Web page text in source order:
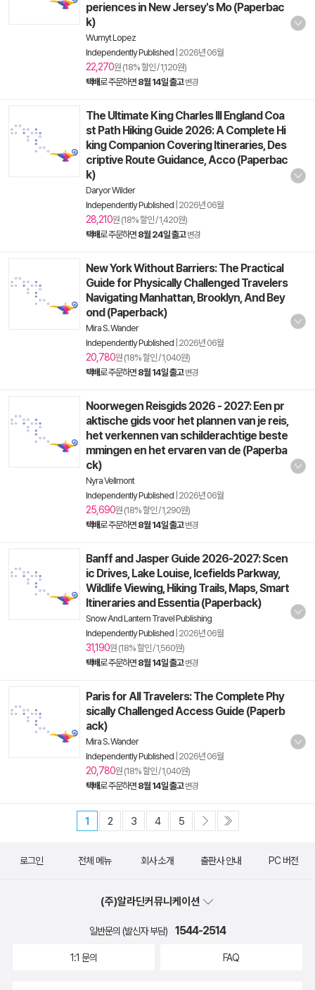
periences in New Jersey's Mo (Paperbac
k)
Wumyt Lopez
Independently Published 2026년 06월
22,270원 (18% 할인 / 1,120원)
택배로 주문하면 8월 14일 출고 변경
The Ultimate King Charles III England Coa
st Path Hiking Guide 2026: A Complete Hi
king Companion Covering Itineraries, Des
criptive Route Guidance, Acco (Paperbac
k)
Daryor Wilder
Independently Published 2026년 06월
28,210원 (18% 할인 / 1,420원)
택배로 주문하면 8월 24일 출고 변경
New York Without Barriers: The Practical
Guide for Physically Challenged Travelers
Navigating Manhattan, Brooklyn, And Bey
ond (Paperback)
Mira S. Wander
Independently Published 2026년 06월
20,780원 (18% 할인 / 1,040원)
택배로 주문하면 8월 14일 출고 변경
Noorwegen Reisgids 2026 - 2027: Een pr
aktische gids voor het plannen van je reis,
het verkennen van schilderachtige beste
mmingen en het ervaren van de (Paperba
ck)
Nyra Vellmont
Independently Published 2026년 06월
25,690원 (18% 할인 / 1,290원)
택배로 주문하면 8월 14일 출고 변경
Banff and Jasper Guide 2026-2027: Scen
ic Drives, Lake Louise, Icefields Parkway,
Wildlife Viewing, Hiking Trails, Maps, Smart
Itineraries and Essentia (Paperback)
Snow And Lantern Travel Publishing
Independently Published 2026년 06월
31,190원 (18% 할인 / 1,560원)
택배로 주문하면 8월 14일 출고 변경
Paris for All Travelers: The Complete Phy
sically Challenged Access Guide (Paperb
ack)
Mira S. Wander
Independently Published 2026년 06월
20,780원 (18% 할인 / 1,040원)
택배로 주문하면 8월 14일 출고 변경
1 2 3 4 5
로그인 전체 메뉴 회사 소개 출판사 안내 PC 버전
(주)알라딘커뮤니케이션
일반문의 (발신자 부담) 1544-2514
1:1 문의 FAQ